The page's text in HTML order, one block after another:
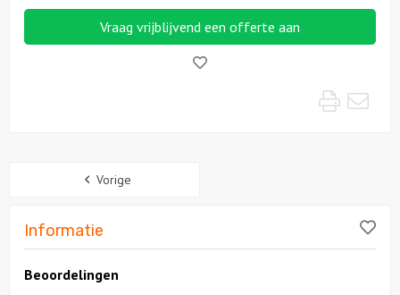
Vraag vrijblijvend een offerte aan
Like!
Print
Vorige
Informatie
Beoordelingen